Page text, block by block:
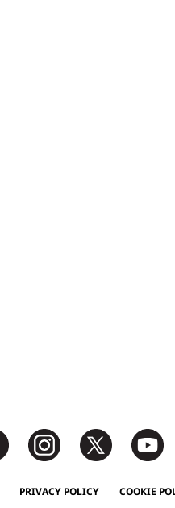
PRIVACY POLICY COOKIE